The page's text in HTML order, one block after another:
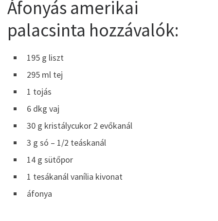
Áfonyás amerikai
palacsinta hozzávalók:
195 g liszt
295 ml tej
1 tojás
6 dkg vaj
30 g kristálycukor 2 evőkanál
3 g só – 1/2 teáskanál
14 g sütőpor
1 tesákanál vanília kivonat
áfonya